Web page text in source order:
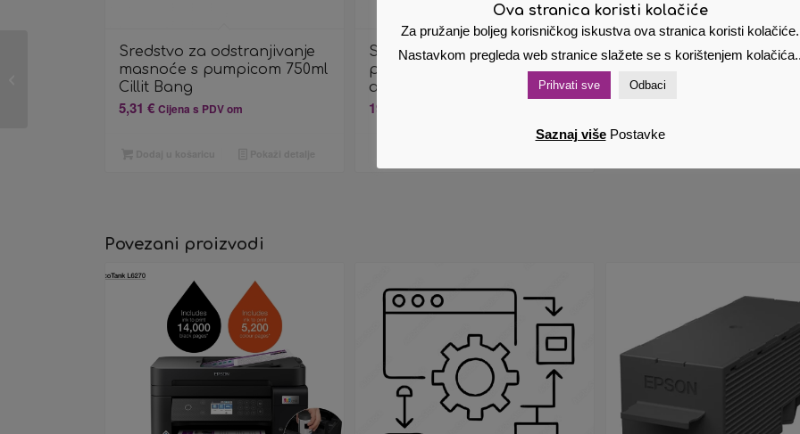
Sredstvo za odstranjivanje
masnoće s pumpicom 750ml
Cillit Bang
5,31€ Cijena s PDV om
Sredstvo za dezinfekciju
površina 5l Aresept
alkoholni 70%
19,91
Povezani proizvodi
1000ml Flexpower
Ova stranica koristi kolačiće
Za pružanje boljeg korisničkog iskustva ova stranica koristi kolačiće.
Nastavkom pregleda web stranice slažete se s korištenjem
Prihvati sve Odbaci
Saznaj više Postavke